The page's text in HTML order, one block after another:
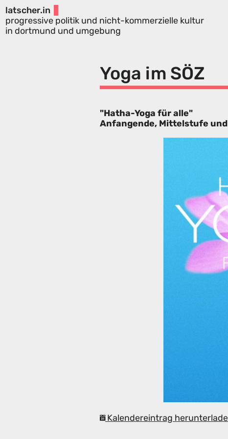
latscher.in
progressive politik und nicht-kommerzielle kultur
in dortmund und umgebung
Yoga im SÖZ
"Hatha-Yoga für alle"
Anfangende, Mittelstufe
Kalendereintrag